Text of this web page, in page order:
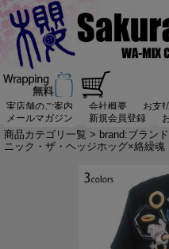
実店舗のご案内 会社概要 お支
メールマガジン
新規会員登録
商品カテゴリ一覧 > brand:ブラン
ニック・ザ・ヘッジホッグ×絡繰